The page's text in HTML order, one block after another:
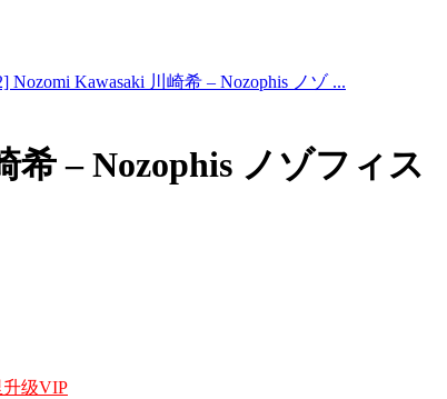
Nozomi Kawasaki 川崎希 – Nozophis ノゾ ...
希 – Nozophis ノゾフィス
升级VIP